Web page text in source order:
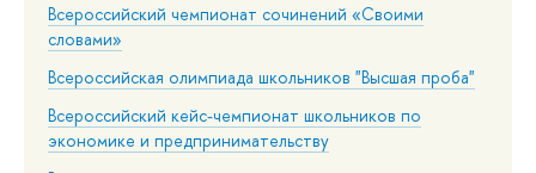
Всероссийский чемпионат сочинений «Своими
словами»
Всероссийская олимпиада школьников "Высшая проба"
Всероссийский кейс-чемпионат школьников по
экономике и предпринимательству